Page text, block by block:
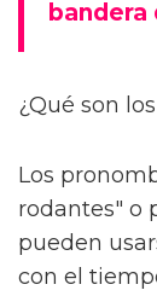
¿Qué son
Los
rodantes" o
pueden
con el